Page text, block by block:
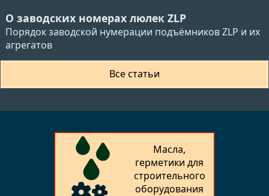
О заводских номерах люлек ZLP
Порядок заводской нумерации подъёмников ZLP и их
агрегатов
Все статьи
Масла,
герметики для
строительного
оборудования